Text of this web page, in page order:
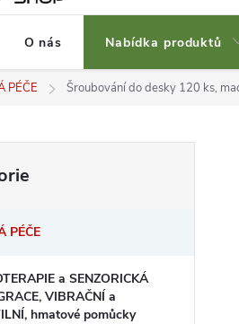
O nás Nabídka produktů
PÉČE Šroubování do desky 120 ks,
PÉČE
a SENZORICKÁ
VIBRAČNÍ a
hmatové pomůcky